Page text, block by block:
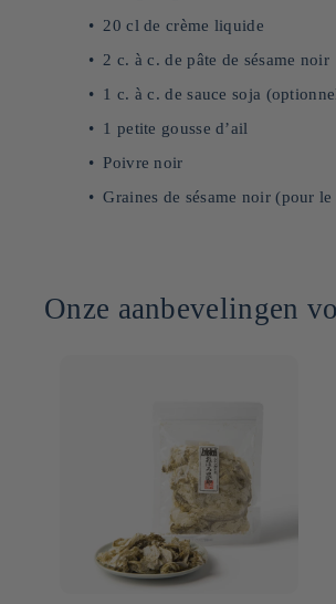
20 cl de crème liquide
2 c. à c. de pâte de sésame noir
1 c. à c. de sauce soja
1 petite gousse d’ail
Poivre noir
Graines de sésame noir (pour
Onze aanbevelingen